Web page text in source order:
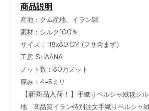
商品説明
産地：クム産地、イラン製
素材：シルク100％
サイズ：118x80 CM (フサ含まず）
工房: SHAANA
ノット数：80万ノット
厚み：4-5ミリ
【新商品入荷！】 手織りペルシャ絨毯シ
地 高品質イラン特別注文手織りペルシャ